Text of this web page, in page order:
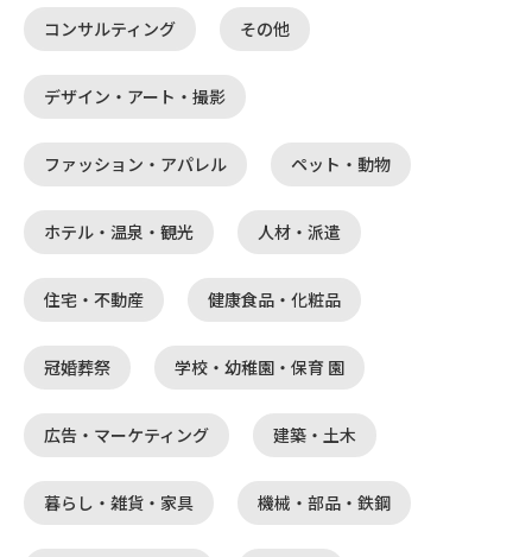
コンサルティング その他
デザイン・アート・撮影
ファッション・アパレル ペット・動物
ホテル・温泉・観光 人材・派遣
住宅・不動産 健康食品・化粧品
冠婚葬祭 学校・幼稚園・保育 園
広告・マーケティング 建築・土木
暮らし・雑貨・家具 機械・部品・鉄鋼